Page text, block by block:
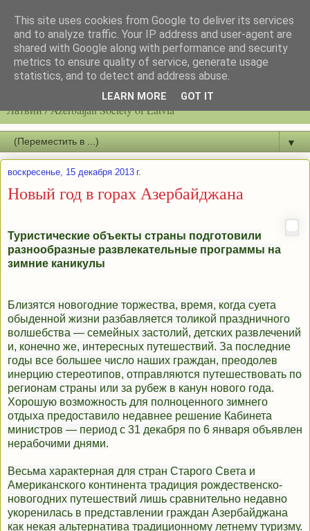
Latvijas azerbaidžāņu biedrību / Общество азербайджанцев
Латвии / Azerbaijan Society of Latvia
▼
воскресенье, 15 декабря 2013 г.
Новый год в горах Азербайджана
Туристические объекты страны подготовили
разнообразные развлекательные программы на
зимние каникулы
Близятся новогодние торжества, время, когда суета
обыденной жизни разбавляется толикой праздничного
волшебства — семейных застолий, детских развлечений
и, конечно же, интересных путешествий. За последние
годы все большее число наших граждан, преодолев
инерцию стереотипов, отправляются путешествовать по
регионам страны или за рубеж в канун нового года.
Хорошую возможность для полноценного зимнего
отдыха предоставило недавнее решение Кабинета
министров — период с 31 декабря по 6 января объявлен
нерабочими днями.
Весьма характерная для стран Старого Света и
Американского континента традиция рождественско-
новогодних путешествий лишь сравнительно недавно
укоренилась в представлении граждан Азербайджана
как некая альтернатива традиционному летнему туризму.
This site uses cookies from Google to deliver its services
and to analyze traffic. Your IP address and user-agent are
shared with Google along with performance and security
metrics to ensure quality of service, generate usage
statistics, and to detect and address abuse.
LEARN MORE GOT IT